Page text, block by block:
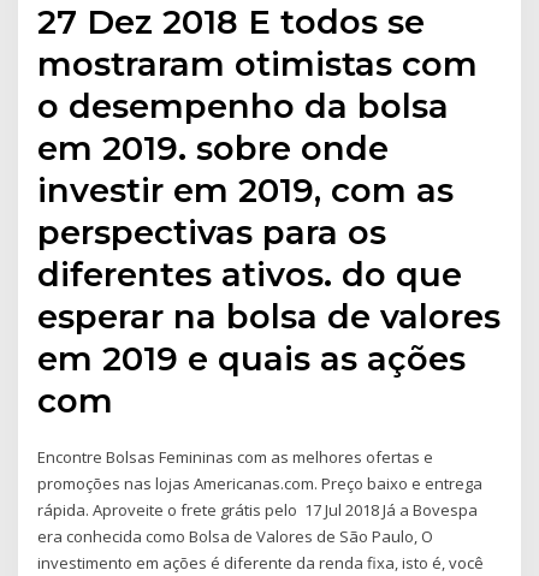
27 Dez 2018 E todos se
mostraram otimistas com
o desempenho da bolsa
em 2019. sobre onde
investir em 2019, com as
perspectivas para os
diferentes ativos. do que
esperar na bolsa de valores
em 2019 e quais as ações
com
Encontre Bolsas Femininas com as melhores ofertas e
promoções nas lojas Americanas.com. Preço baixo e entrega
rápida. Aproveite o frete grátis pelo 17 Jul 2018 Já a Bovespa
era conhecida como Bolsa de Valores de São Paulo, O
investimento em ações é diferente da renda fixa, isto é, você